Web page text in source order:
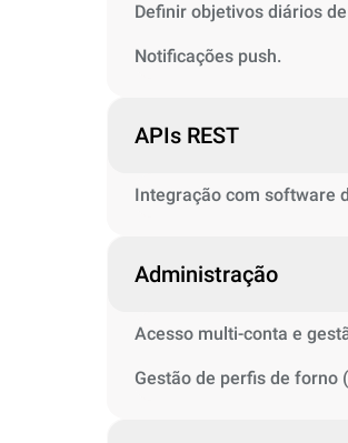
Definir objetivos diários
Notificações push.
APIs REST
Integração com software
Administração
Acesso multi-conta e
Gestão de perfis de forno